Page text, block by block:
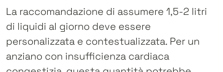
La raccomandazione di assumere 1,5-2 litri
di liquidi al giorno deve essere
personalizzata e contestualizzata. Per un
anziano con insufficienza cardiaca